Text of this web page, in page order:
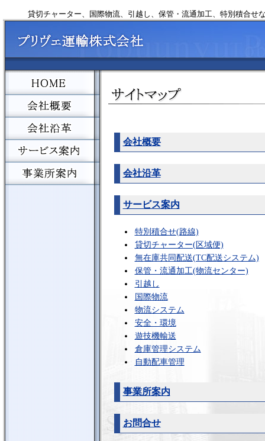
貸切チャーター、国際物流、引越し、保管・流通加工、特別積合せ
会社概要
会社沿革
サービス案内
特別積合せ(路線)
貸切チャーター(区域便)
無在庫共同配送(TC配送システム)
保管・流通加工(物流センター)
引越し
国際物流
物流システム
安全・環境
遊技機輸送
倉庫管理システム
自動配車管理
事業所案内
お問合せ